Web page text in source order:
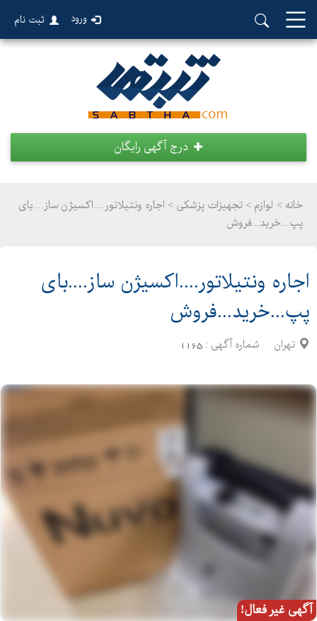
ورود ثبت نام
درج آگهی رایگان
خانه > لوازم > تجهیزات پزشکی > اجاره ونتیلاتور....اکسیژن ساز....بای
پپ...خرید...فروش
اجاره ونتیلاتور....اکسیژن ساز....بای
پپ...خرید...فروش
تهران شماره آگهی : 1165
آگهی غیر فعال!